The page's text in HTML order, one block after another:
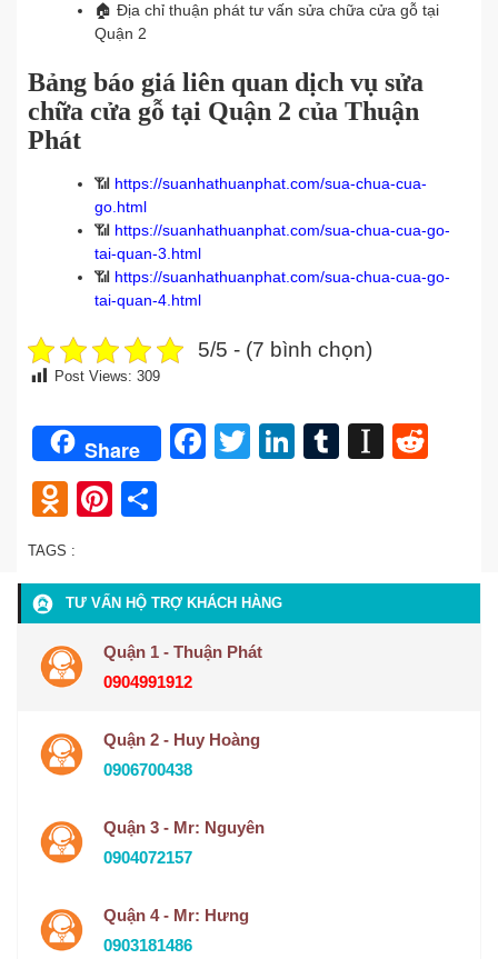
🏠 Địa chỉ thuận phát tư vấn sửa chữa cửa gỗ tại
Quận 2
Bảng báo giá liên quan dịch vụ sửa
chữa cửa gỗ tại Quận 2 của Thuận
Phát
📶 https://suanhathuanphat.com/sua-chua-cua-
go.html
📶 https://suanhathuanphat.com/sua-chua-cua-go-
tai-quan-3.html
📶 https://suanhathuanphat.com/sua-chua-cua-go-
tai-quan-4.html
5/5 - (7 bình chọn)
Post Views: 309
Share Facebook
TwitterLinkedIn
Tumblr
Odnoklassniki
Pinterest
TAGS :
TƯ VẤN HỘ TRỢ KHÁCH HÀNG
Quận 1 - Thuận Phát
0904991912
Quận 2 - Huy Hoàng
0906700438
Quận 3 - Mr: Nguyên
0904072157
Quận 4 - Mr: Hưng
0903181486